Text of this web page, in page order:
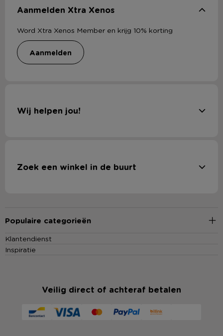
Aanmelden Xtra Xenos
Word Xtra Xenos Member en krijg 10% korting
aanmelden
Wij helpen jou!
Zoek een winkel in de buurt
Populaire categorieën
Klantendienst
Inspiratie
Veilig direct of achteraf betalen